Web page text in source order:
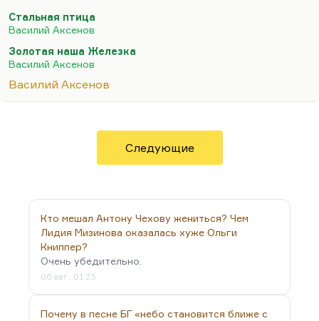
«Стальная птица» – это повесть о Советском
Союзе, я так понимаю эту вещь. Казалось бы,
очень многие люди, глубоко понимающие
Аксенова, интересующиеся им, обходят
«Стальную птицу». Это повесть 1965 года, повесть
глобального разочарования Аксенова в каких-то
все, по-моему, стало понятно. Он предпринял
такую смехотворную попытку компромисса,
написав статью в «Правде». Ему потом всю жизнь
Стальная птица
Василий Аксенов
Золотая наша Железка
Василий Аксенов
Василий Аксенов
Следующие
Кто мешал Антону Чехову жениться? Чем
Лидия Мизинова оказалась хуже Ольги
Книппер?
Очень убедительно.
06 авг., 01:23
Почему в песне БГ «небо становится ближе с